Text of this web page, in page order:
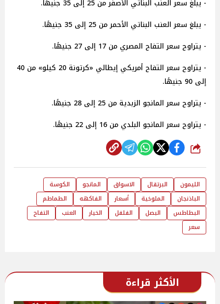
- يبلغ سعر العنب البناتي الأصفر من 25 إلى 35 جنيهًا.
- يبلغ سعر العنب البناتي الأحمر من 25 إلى 35 جنيهًا.
- يتراوح سعر التفاح المصري من 17 إلى 27 جنيهًا.
- يتراوح سعر التفاح أمريكي إيطالي «كرتونة 20 كيلو» من 40
إلى 90 جنيهًا.
- يتراوح سعر المانجو الزبدية من 25 إلى 28 جنيهًا.
- يتراوح سعر المانجو البلدي من 16 إلى 22 جنيهًا.
شارك
الليمون البرتقال الاسواق المانجو
الكوسة
الباذنجان
الملوخية أسعار الفاكهه
الطماطم
البطاطس
البصل الفلفل الخيار العنب
التفاح
سعر
الأكثر قراءة